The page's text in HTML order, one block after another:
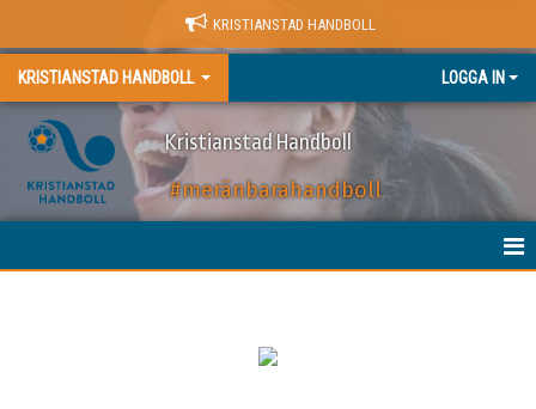
KRISTIANSTAD HANDBOLL
KRISTIANSTAD HANDBOLL LOGGA IN
Kristianstad Handboll
#meränbarahandboll